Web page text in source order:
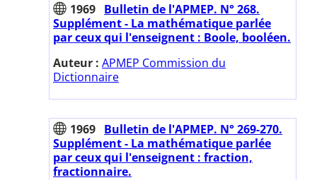
1969 Bulletin de l'APMEP. N° 268.
Supplément - La mathématique parlée
par ceux qui l'enseignent : Boole, booléen.
Auteur : APMEP Commission du
Dictionnaire
1969 Bulletin de l'APMEP. N° 269-270.
Supplément - La mathématique parlée
par ceux qui l'enseignent : fraction,
fractionnaire.